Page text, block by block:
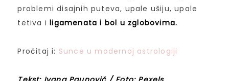
problemi disajnih puteva, upale ušiju, upale
tetiva iligamenata i bol u zglobovima.
Pročitaj i: Sunce u modernoj astrologiji